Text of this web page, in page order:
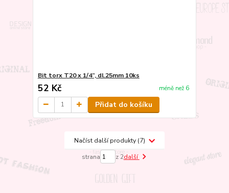
Bit torx T20 x 1/4”, dl.25mm 10ks
52 Kč méně než 6
Přidat do košíku
Načíst další produkty (7)
strana z 2další